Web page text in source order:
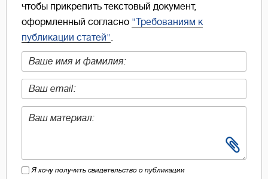
чтобы прикрепить текстовый документ,
оформленный согласно "Требованиям к
публикации статей".
Я хочу получить свидетельство о публикации